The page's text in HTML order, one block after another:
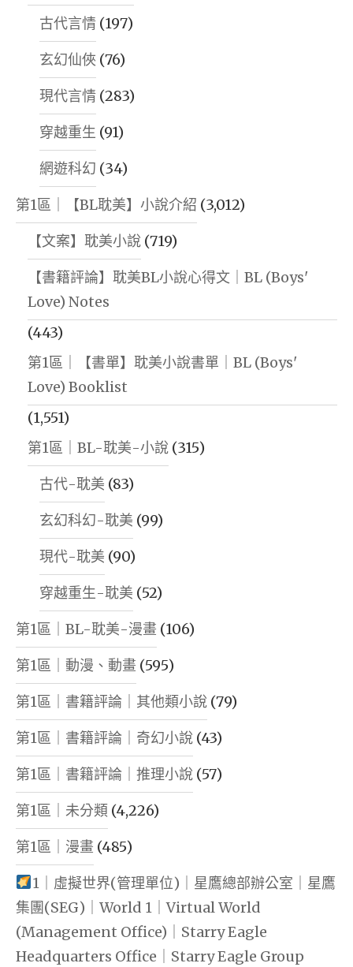
古代言情 (197)
玄幻仙俠 (76)
現代言情 (283)
穿越重生 (91)
網遊科幻 (34)
第1區｜【BL耽美】小說介紹 (3,012)
【文案】耽美小說 (719)
【書籍評論】耽美BL小說心得文｜BL (Boys'
Love) Notes
(443)
第1區｜【書單】耽美小說書單｜BL (Boys'
Love) Booklist
(1,551)
第1區｜BL-耽美-小說 (315)
古代-耽美 (83)
玄幻科幻-耽美 (99)
現代-耽美 (90)
穿越重生-耽美 (52)
第1區｜BL-耽美-漫畫 (106)
第1區｜動漫、動畫 (595)
第1區｜書籍評論｜其他類小說 (79)
第1區｜書籍評論｜奇幻小說 (43)
第1區｜書籍評論｜推理小說 (57)
第1區｜未分類 (4,226)
第1區｜漫畫 (485)
1｜虛擬世界(管理單位)｜星鷹總部辦公室｜星鷹
集團(SEG)｜World 1｜Virtual World
(Management Office)｜Starry Eagle
Headquarters Office｜Starry Eagle Group